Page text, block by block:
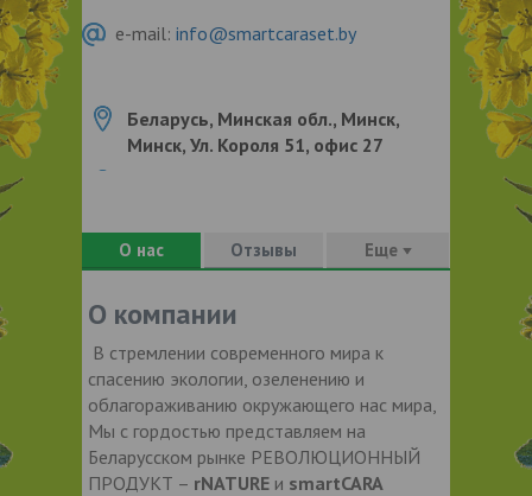
e-mail: info@smartcaraset.by
Беларусь, Минская обл., Минск,
Минск, Ул. Короля 51, офис 27
О нас Отзывы Еще
О компании
В стремлении современного мира к
спасению экологии, озеленению и
облагораживанию окружающего нас мира,
Мы с гордостью представляем на
Беларусском рынке РЕВОЛЮЦИОННЫЙ
ПРОДУКТ – rNATURE и smartCARA